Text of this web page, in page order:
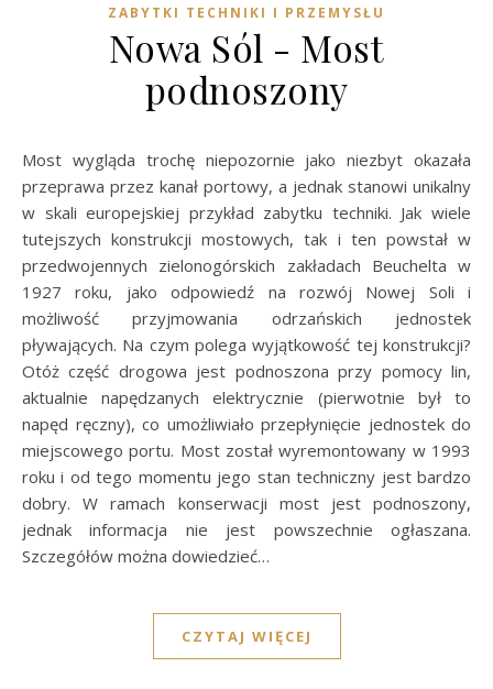
ZABYTKI TECHNIKI I PRZEMYSŁU
Nowa Sól - Most
podnoszony
Most wygląda trochę niepozornie jako niezbyt okazała
przeprawa przez kanał portowy, a jednak stanowi unikalny
w skali europejskiej przykład zabytku techniki. Jak wiele
tutejszych konstrukcji mostowych, tak i ten powstał w
przedwojennych zielonogórskich zakładach Beuchelta w
1927 roku, jako odpowiedź na rozwój Nowej Soli i
możliwość przyjmowania odrzańskich jednostek
pływających. Na czym polega wyjątkowość tej konstrukcji?
Otóż część drogowa jest podnoszona przy pomocy lin,
aktualnie napędzanych elektrycznie (pierwotnie był to
napęd ręczny), co umożliwiało przepłynięcie jednostek do
miejscowego portu. Most został wyremontowany w 1993
roku i od tego momentu jego stan techniczny jest bardzo
dobry. W ramach konserwacji most jest podnoszony,
jednak informacja nie jest powszechnie ogłaszana.
Szczegółów można dowiedzieć…
CZYTAJ WIĘCEJ